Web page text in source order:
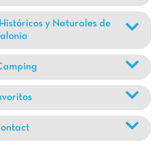
y Naturales de